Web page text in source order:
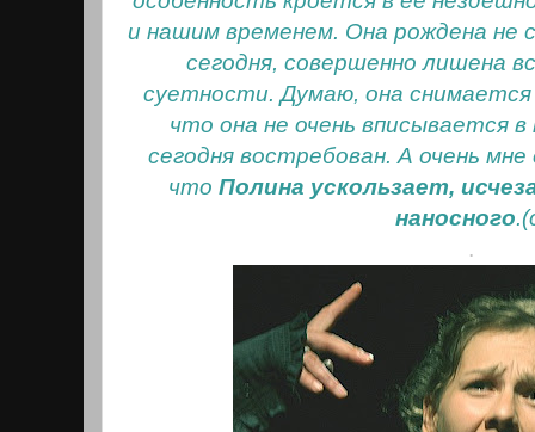
и нашим временем. Она рождена не
сегодня, совершенно лишена
суетности. Думаю, она
что она не очень вписывается
сегодня востребован. А очень
что Полина ускользает,
наносного
.